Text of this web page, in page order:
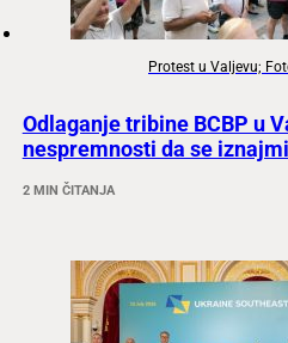
Protest u Valjevu;
Odlaganje tribine BCBP u
nespremnosti da se
2 MIN ČITANJA